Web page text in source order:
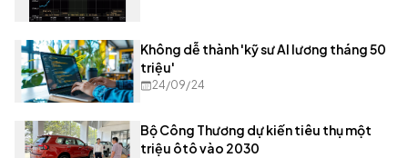
Không dễ thành 'kỹ sư AI lương tháng 50
triệu'
24/09/24
Bộ Công Thương dự kiến tiêu thụ một
triệu ôtô vào 2030